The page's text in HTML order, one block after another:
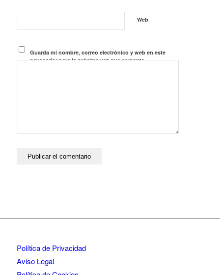
Web
Guarda mi nombre, correo electrónico y web en este
navegador para la próxima vez que comente.
Política de Privacidad
Aviso Legal